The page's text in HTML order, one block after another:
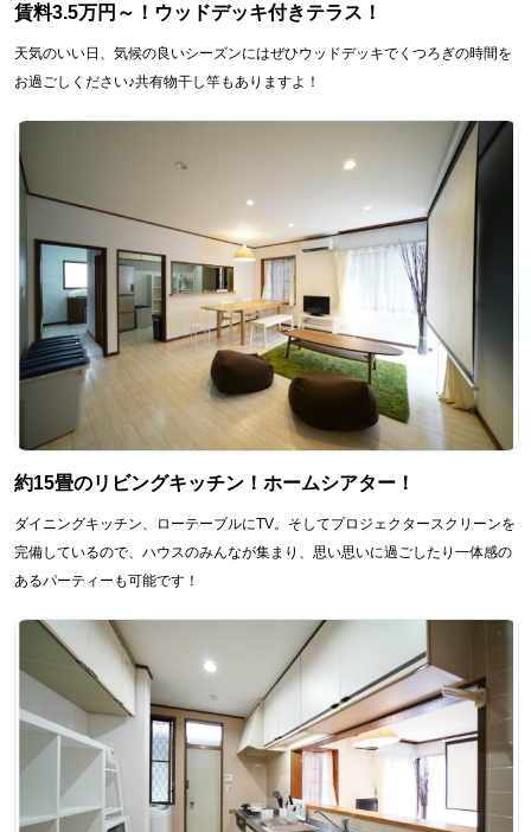
賃料3.5万円～！ウッドデッキ付きテラス！
天気のいい日、気候の良いシーズンにはぜひウッドデッキでくつろぎの時間を
お過ごしください♪共有物干し竿もありますよ！
約15畳のリビングキッチン！ホームシアター！
ダイニングキッチン、ローテーブルにTV。そしてプロジェクタースクリーンを
完備しているので、ハウスのみんなが集まり、思い思いに過ごしたり一体感の
あるパーティーも可能です！